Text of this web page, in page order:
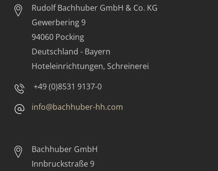
Rudolf Bachhuber GmbH & Co. KG
Gewerbering 9
94060 Pocking
Deutschland - Bayern
Hoteleinrichtungen, Schreinerei
+49 (0)8531 9137-0
info@bachhuber-hh.com
Bachhuber GmbH
Innbruckstraße 9